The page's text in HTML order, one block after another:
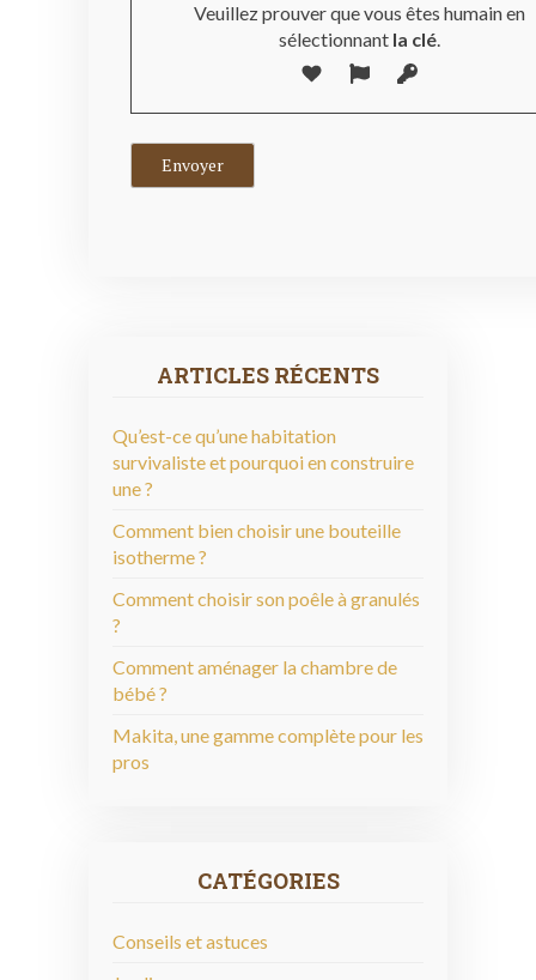
Veuillez prouver que vous êtes humain en
sélectionnant la clé.
ARTICLES RÉCENTS
Qu’est-ce qu’une habitation
survivaliste et pourquoi en construire
une ?
Comment bien choisir une bouteille
isotherme ?
Comment choisir son poêle à granulés
?
Comment aménager la chambre de
bébé ?
Makita, une gamme complète pour les
pros
CATÉGORIES
Conseils et astuces